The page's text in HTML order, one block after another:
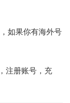
如果你有海外号
，注册账号，充